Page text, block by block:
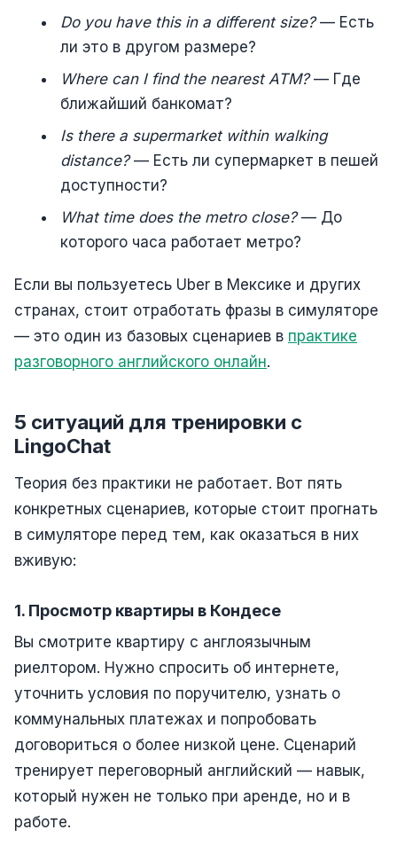
Do you have this in a different size?— Есть
ли это в другом размере?
Where can I find the nearest ATM?— Где
ближайший банкомат?
Is there a supermarket within walking
distance?— Есть ли супермаркет в пешей
доступности?
What time does the metro close?— До
которого часа работает метро?
Если вы пользуетесь Uber в Мексике и других
странах, стоит отработать фразы в симуляторе
— это один из базовых сценариев в практике
разговорного английского онлайн.
5 ситуаций для тренировки с
LingoChat
Теория без практики не работает. Вот пять
конкретных сценариев, которые стоит прогнать
в симуляторе перед тем, как оказаться в них
вживую:
1. Просмотр квартиры в Кондесе
Вы смотрите квартиру с англоязычным
риелтором. Нужно спросить об интернете,
уточнить условия по поручителю, узнать о
коммунальных платежах и попробовать
договориться о более низкой цене. Сценарий
тренирует переговорный английский — навык,
который нужен не только при аренде, но и в
работе.